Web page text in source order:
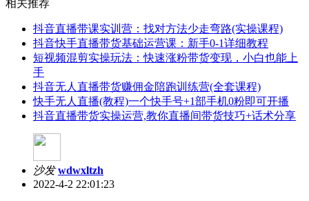
相关推荐
抖音直播带课实训营：找对方法少走弯路(实操课程)
抖音快手直播带货基础运营课：新手0-1详细教程
短视频混剪实操玩法：快速涨粉带货变现，小白也能上
手
抖音无人直播带货赚佣金陪跑训练营(全套课程)
快手无人直播(教程)一个快手号+1部手机0粉即可开播
抖音直播带货实操运营,教你直播间带货技巧+话术分享
沙发 wdwxltzh
2022-4-2 22:01:23